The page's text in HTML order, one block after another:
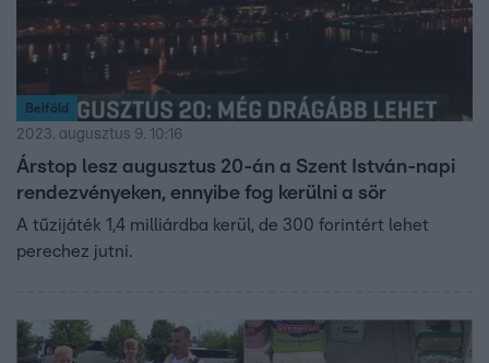
Belföld
2023. augusztus 9. 10:16
Árstop lesz augusztus 20-án a Szent István-napi
rendezvényeken, ennyibe fog kerülni a sör
A tűzijáték 1,4 milliárdba kerül, de 300 forintért lehet
perechez jutni.